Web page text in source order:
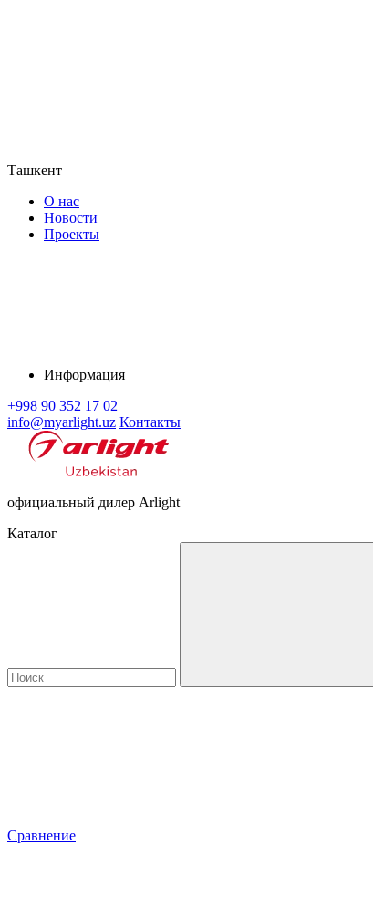
Ташкент
О нас
Новости
Проекты
Информация
+998 90 352 17 02
info@myarlight.uz Контакты
официальный дилер Arlight
Каталог
Сравнение